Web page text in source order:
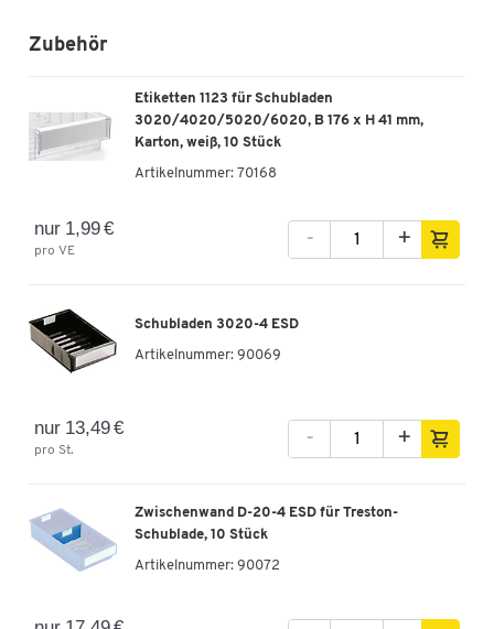
Zubehör
Etiketten 1123 für Schubladen
3020/4020/5020/6020, B 176 x H 41 mm,
Karton, weiß, 10 Stück
Artikelnummer: 70168
nur 1,99 €
pro VE
- +
Schubladen 3020-4 ESD
Artikelnummer: 90069
nur 13,49 €
pro St.
- +
Zwischenwand D-20-4 ESD für Treston-
Schublade, 10 Stück
Artikelnummer: 90072